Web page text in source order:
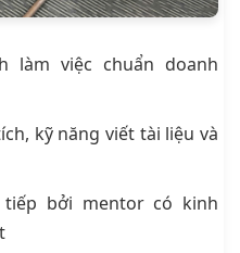
làm việc chuẩn doanh
kỹ năng viết tài liệu và
bởi mentor có kinh